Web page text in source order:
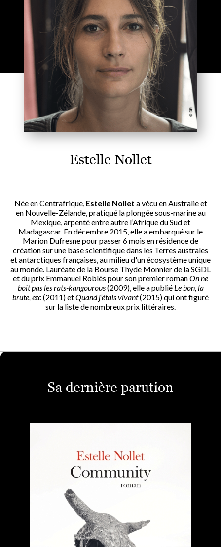
Estelle Nollet
Née en Centrafrique, Estelle Nollet a vécu en Australie et
en Nouvelle-Zélande, pratiqué la plongée sous-marine au
Mexique, arpenté entre autre l’Afrique du Sud et
Madagascar. En décembre 2015, elle a embarqué sur le
Marion Dufresne pour passer 6 mois en résidence de
création sur une base scientifique dans les Terres australes
et antarctiques françaises, au milieu d'un écosystème unique
au monde. Lauréate de la Bourse Thyde Monnier de la SGDL
et du prix Emmanuel Roblès pour son premier romanOn ne
boit pas les rats-kangourous(2009), elle a publié Le bon, la
brute, etc(2011) etQuand j’étais vivant(2015) qui ont figuré
sur la liste de nombreux prix littéraires.
Sa dernière parution